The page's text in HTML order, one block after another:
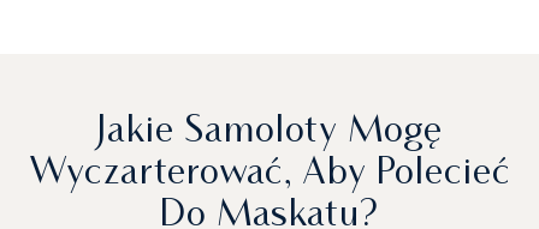
Jakie Samoloty Mogę
Wyczarterować, Aby Polecieć
Do Maskatu?